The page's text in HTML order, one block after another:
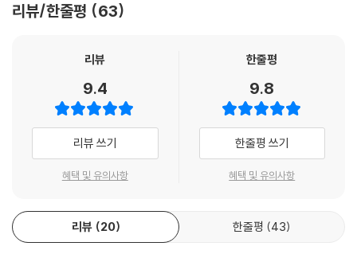
리뷰/한줄평 63
리뷰
9.4
리뷰 쓰기
혜택 및 유의사항
한줄평
9.8
한줄평 쓰기
혜택 및 유의사항
리뷰 20 한줄평 43